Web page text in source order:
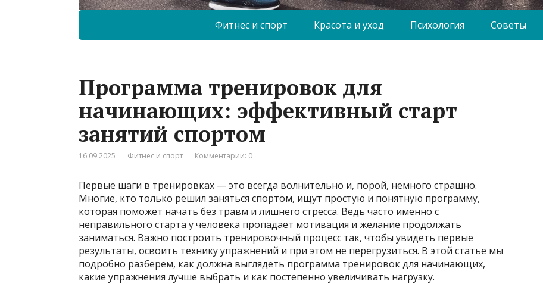
Фитнес и спорт Красота и уход Психология Советы
Программа тренировок для
начинающих: эффективный старт
занятий спортом
16.09.2025 Фитнес и спорт Комментарии: 0
Первые шаги в тренировках — это всегда волнительно и, порой, немного страшно.
Многие, кто только решил заняться спортом, ищут простую и понятную программу,
которая поможет начать без травм и лишнего стресса. Ведь часто именно с
неправильного старта у человека пропадает мотивация и желание продолжать
заниматься. Важно построить тренировочный процесс так, чтобы увидеть первые
результаты, освоить технику упражнений и при этом не перегрузиться. В этой статье мы
подробно разберем, как должна выглядеть программа тренировок для начинающих,
какие упражнения лучше выбрать и как постепенно увеличивать нагрузку.